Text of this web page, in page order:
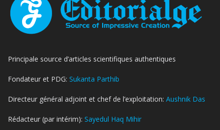
Principale source d’articles scientifiques authentiques
Fondateur et PDG: Sukanta Parthib
Directeur général adjoint et chef de l’exploitation: Aushnik Das
Rédacteur (par intérim): Sayedul Haq Mihir